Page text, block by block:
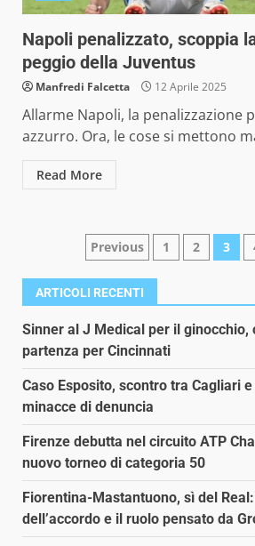
Napoli penalizzato, scoppia
peggio della Juventus
Manfredi Falcetta 12 Aprile 2025
Allarme Napoli, la penalizzazione
azzurro. Ora, le cose si mettono
Read More
Paginazione
degli
articoli
Previous 1 2 3
ARTICOLI RECENTI
Sinner al J Medical per il ginocchio,
partenza per Cincinnati
Caso Esposito, scontro tra Cagliari
minacce di denuncia
Firenze debutta nel circuito ATP
nuovo torneo di categoria 50
Fiorentina-Mastantuono, sì del
dell’accordo e il ruolo pensato da